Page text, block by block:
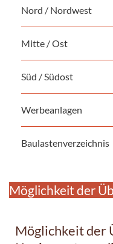
Nord / Nordwest
Mitte / Ost
Süd / Südost
Werbeanlagen
Baulastenverzeichnis
Möglichkeit der
Möglichkeit der